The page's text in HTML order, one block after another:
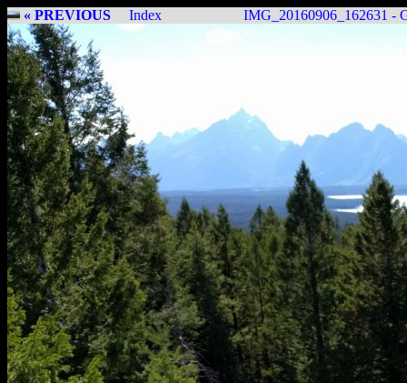
« PREVIOUS Index IMG_20160906_162631 -